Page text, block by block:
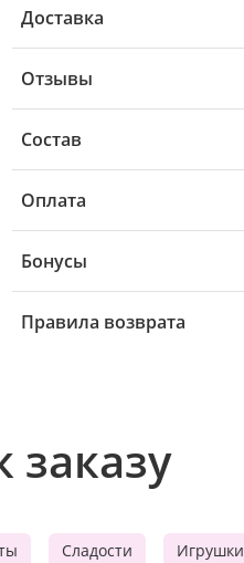
Доставка
Отзывы
Состав
Оплата
Бонусы
Правила возврата
заказу
Сладости Игрушки